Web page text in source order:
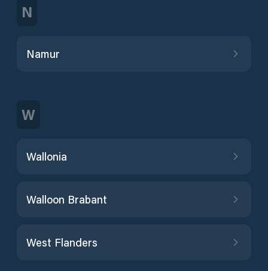
N
Namur
W
Wallonia
Walloon Brabant
West Flanders